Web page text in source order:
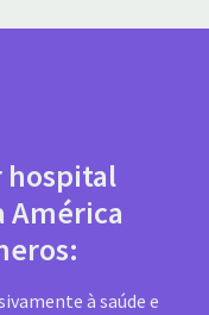
hospital
América
à saúde e